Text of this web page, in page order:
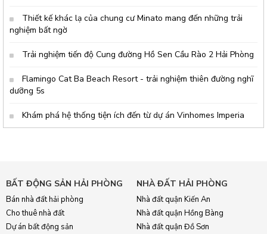
Thiết kế khác lạ của chung cư Minato mang đến những trải
nghiệm bất ngờ
Trải nghiệm tiến độ Cung đường Hồ Sen Cầu Rào 2 Hải Phòng
Flamingo Cat Ba Beach Resort - trải nghiệm thiên đường nghĩ
dưỡng 5s
Khám phá hệ thống tiện ích đến từ dự án Vinhomes Imperia
BẤT ĐỘNG SẢN HẢI PHÒNG
Bán nhà đất hải phòng
Cho thuê nhà đất
Dự án bất động sản
NHÀ ĐẤT HẢI PHÒNG
Nhà đất quận Kiến An
Nhà đất quận Hồng Bàng
Nhà đất quận Đồ Sơn